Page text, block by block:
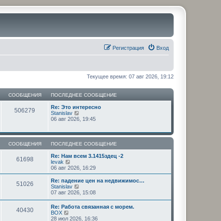
Вход
Регистрация
Текущее время: 07 авг 2026, 19:12
СООБЩЕНИЯ ПОСЛЕДНЕЕ СООБЩЕНИЕ
506279
Re: Это интересно
Stanislav
й
т
к
п
с
е
н
е
м
с
06 авг 2026, 19:45
СООБЩЕНИЯ ПОСЛЕДНЕЕ СООБЩЕНИЕ
61698
Re: Нам всем 3.1415здец -2
levak
е
р
е
й
т
п
06 авг 2026, 16:29
51026
Re: падение цен на недвижимос…
Stanislav
й
т
07 авг 2026, 15:08
40430
Re: Работа связанная с морем.
BOX
е
28 июл 2026, 16:36